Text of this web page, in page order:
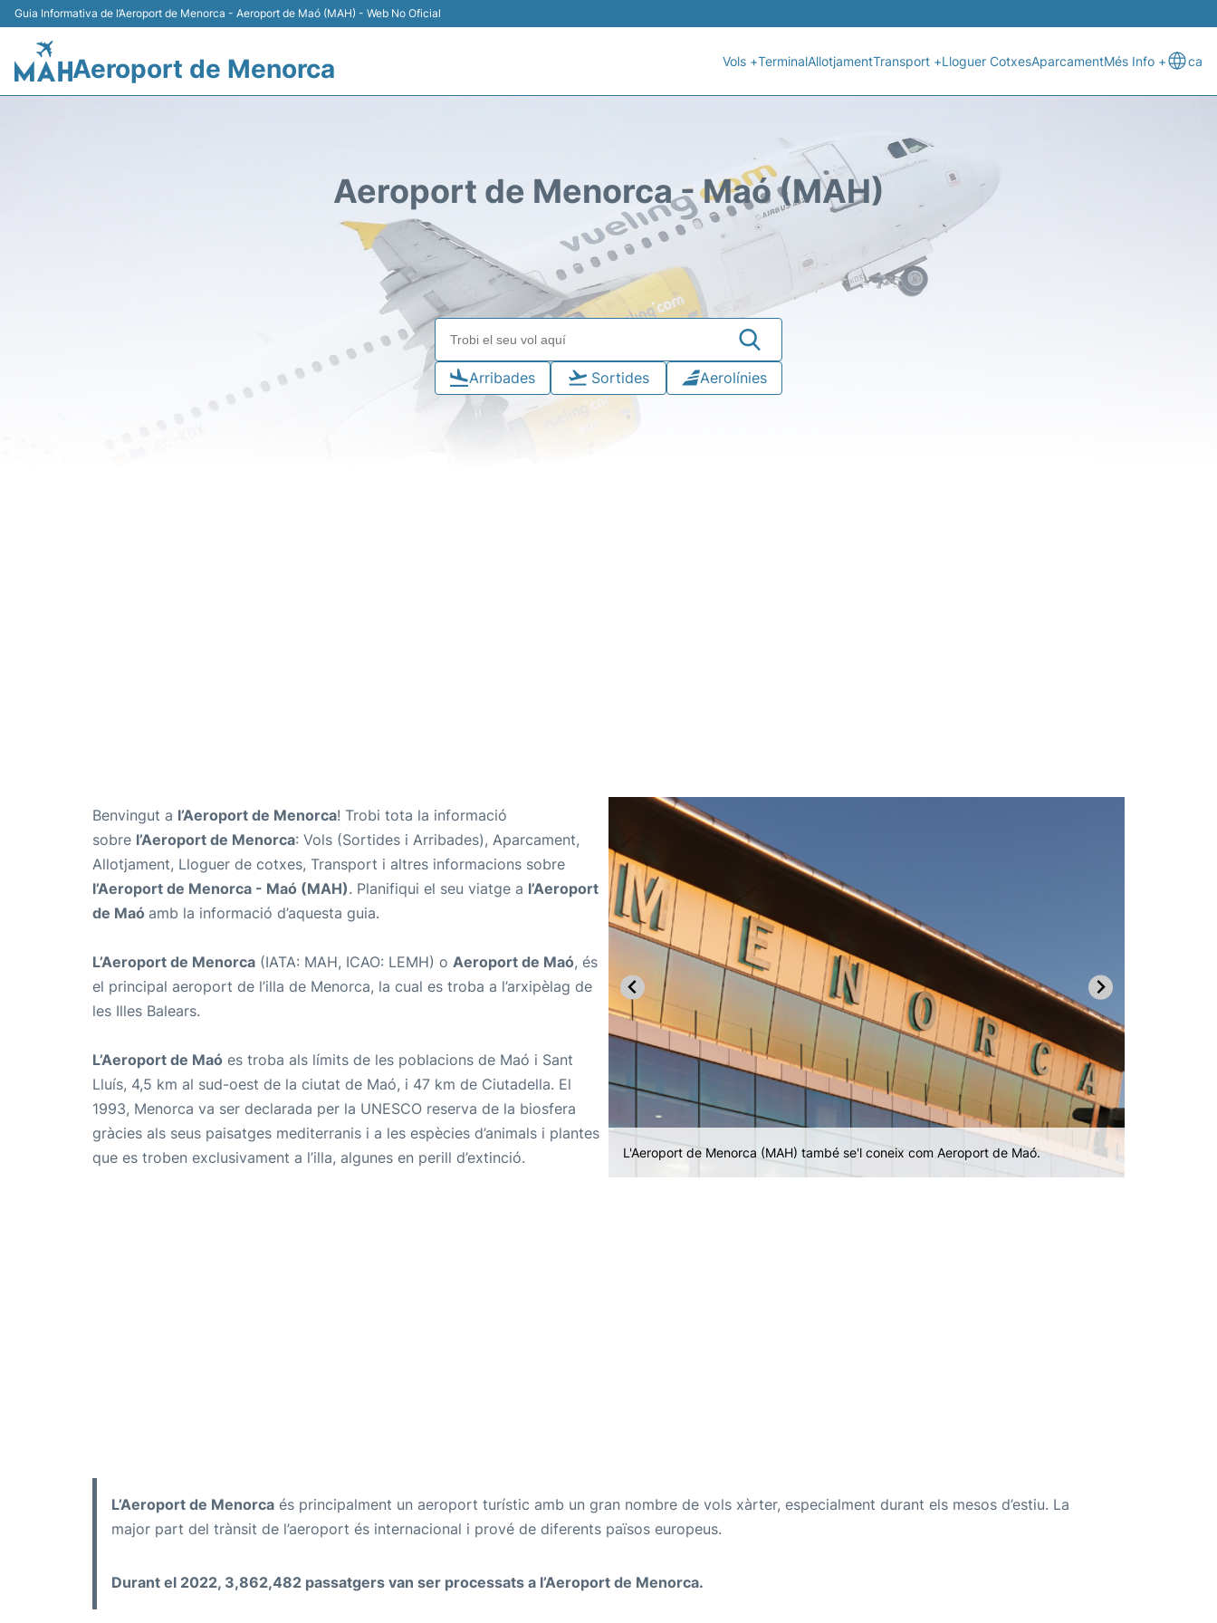
Guia Informativa de l’Aeroport de Menorca - Aeroport de Maó (MAH) - Web No Oficial
Aeroport de Menorca Vols +TerminalAllotjamentTransport +Lloguer CotxesAparcamentMés Info + ca
Aeroport de Menorca - Maó (MAH)
Arribades Sortides Aerolínies
Benvingut a l’Aeroport de Menorca! Trobi tota la informació
sobre l’Aeroport de Menorca: Vols (Sortides i Arribades), Aparcament,
Allotjament, Lloguer de cotxes, Transport i altres informacions sobre
l’Aeroport de Menorca - Maó (MAH). Planifiqui el seu viatge a l’Aeroport
de Maó amb la informació d’aquesta guia.
L’Aeroport de Menorca (IATA: MAH, ICAO: LEMH) o Aeroport de Maó, és
el principal aeroport de l’illa de Menorca, la cual es troba a l’arxipèlag de
les Illes Balears.
L’Aeroport de Maó es troba als límits de les poblacions de Maó i Sant
Lluís, 4,5 km al sud-oest de la ciutat de Maó, i 47 km de Ciutadella. El
1993, Menorca va ser declarada per la UNESCO reserva de la biosfera
gràcies als seus paisatges mediterranis i a les espècies d’animals i plantes
que es troben exclusivament a l’illa, algunes en perill d’extinció.
Les platges i cales són un tresor únic de Menorca.
L’Aeroport de Menorca és principalment un aeroport turístic amb un gran nombre de vols xàrter, especialment durant els mesos d’estiu. La
major part del trànsit de l’aeroport és internacional i prové de diferents països europeus.
Durant el 2022, 3,862,482 passatgers van ser processats a l’Aeroport de Menorca.